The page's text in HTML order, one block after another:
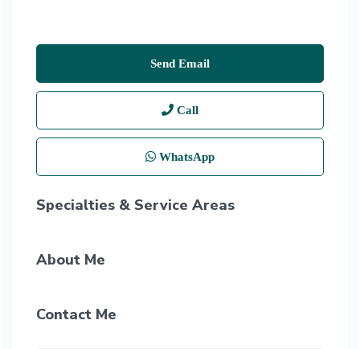
Send Email
Call
WhatsApp
Specialties & Service Areas
About Me
Contact Me